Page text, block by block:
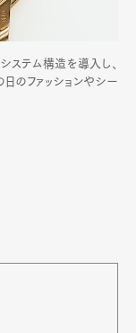
ステム構造を導入し、
のファッションやシー